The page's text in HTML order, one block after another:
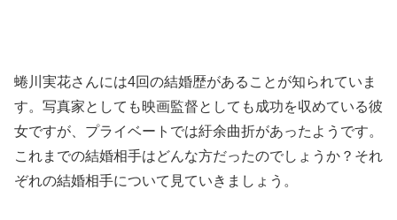
蜷川実花さんには4回の結婚歴があることが知られていま
す。写真家としても映画監督としても成功を収めている彼
女ですが、プライベートでは紆余曲折があったようです。
これまでの結婚相手はどんな方だったのでしょうか？それ
ぞれの結婚相手について見ていきましょう。